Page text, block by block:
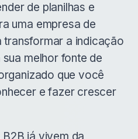
de planilhas e
uma empresa de
a indicação
melhor fonte de
que você
e fazer crescer